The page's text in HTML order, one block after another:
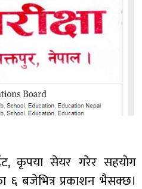
कृपया सेयर गरेर सहयोग
६ बजेभित्र प्रकाशन भैसक्छ।